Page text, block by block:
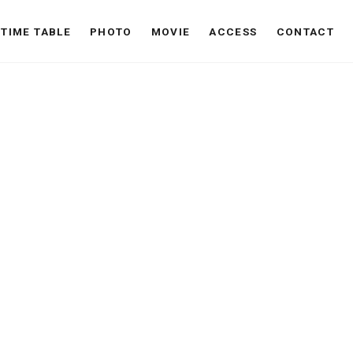
TIME TABLE PHOTO MOVIE ACCESS CONTACT